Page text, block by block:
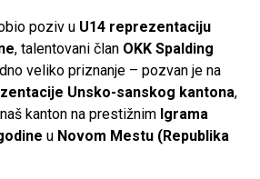
poziv u U14 reprezentaciju
, talentovani član OKK Spalding
veliko priznanje – pozvan je na
Unsko-sanskog kantona,
kanton na prestižnim Igrama
u Novom Mestu (Republika